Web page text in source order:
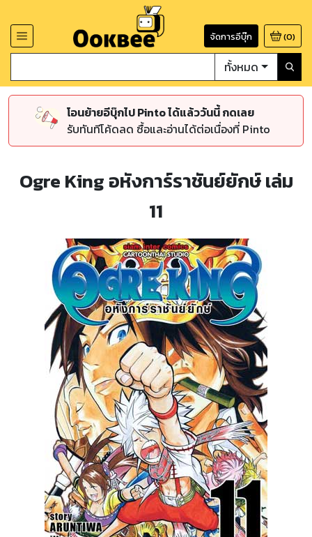
จัดการอีบุ๊ก (0)
ทั้งหมด
โอนย้ายอีบุ๊กไป Pinto ได้แล้ววันนี้ กดเลย
รับทันทีโค้ดลด ซื้อและอ่านได้ต่อเนื่องที่ Pinto
Ogre King อหังการ์ราชันย์ยักษ์ เล่ม
11